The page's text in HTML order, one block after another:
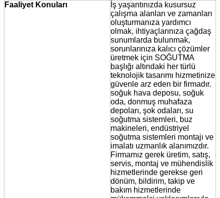
Faaliyet Konuları
İş yaşantınızda kusursuz
çalışma alanları ve zamanları
oluşturmanıza yardımcı
olmak, ihtiyaçlarınıza çağdaş
sunumlarda bulunmak,
sorunlarınıza kalıcı çözümler
üretmek için SOĞUTMA
başlığı altındaki her türlü
teknolojik tasarımı hizmetinize
güvenle arz eden bir firmadır.
soğuk hava deposu, soğuk
oda, donmuş muhafaza
depoları, şok odaları, su
soğutma sistemleri, buz
makineleri, endüstriyel
soğutma sistemleri montajı ve
imalatı uzmanlık alanımızdır.
Firmamız gerek üretim, satış,
servis, montaj ve mühendislik
hizmetlerinde gerekse geri
dönüm, bildirim, takip ve
bakım hizmetlerinde